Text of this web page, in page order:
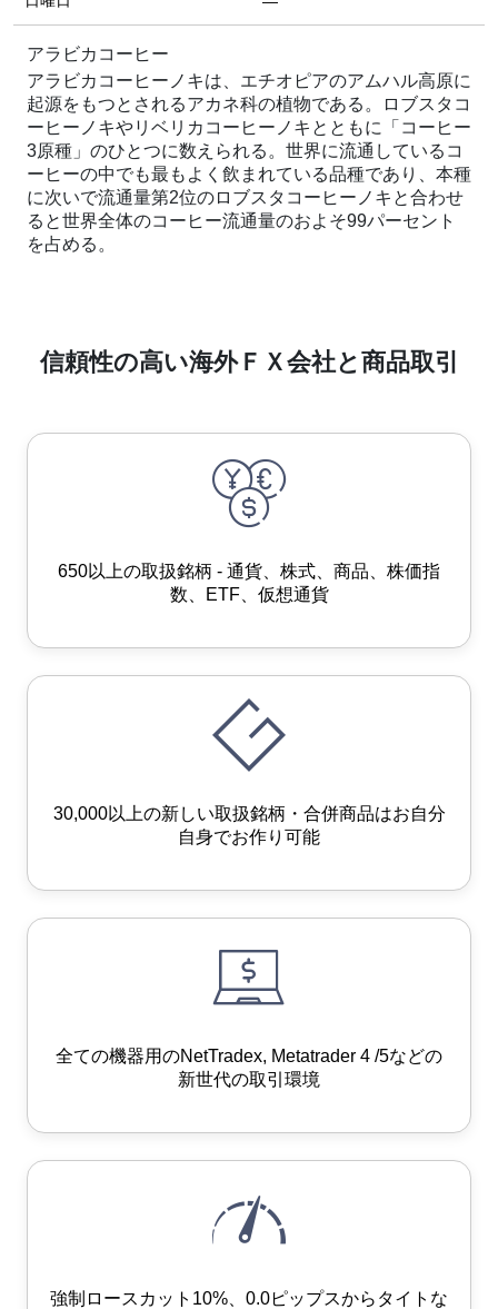
アラビカコーヒー
アラビカコーヒーノキは、エチオピアのアムハル高原に
起源をもつとされるアカネ科の植物である。ロブスタコ
ーヒーノキやリベリカコーヒーノキとともに「コーヒー
3原種」のひとつに数えられる。世界に流通しているコ
ーヒーの中でも最もよく飲まれている品種であり、本種
に次いで流通量第2位のロブスタコーヒーノキと合わせ
ると世界全体のコーヒー流通量のおよそ99パーセント
を占める。
信頼性の高い海外ＦＸ会社と商品取引
650以上の取扱銘柄 - 通貨、株式、商品、株価指
数、ETF、仮想通貨
30,000以上の新しい取扱銘柄・合併商品はお自分
自身でお作り可能
全ての機器用のNetTradex, Metatrader 4 /5などの
新世代の取引環境
強制ロースカット10%、0.0ピップスからタイトな